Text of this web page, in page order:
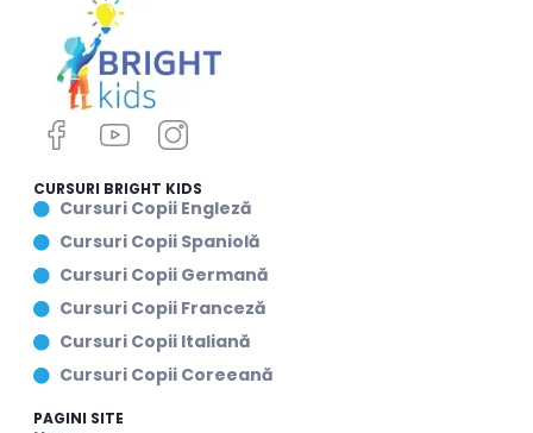
CURSURI BRIGHT KIDS
Cursuri Copii Engleză
Cursuri Copii Spaniolă
Cursuri Copii Germană
Cursuri Copii Franceză
Cursuri Copii Italiană
Cursuri Copii Coreeană
PAGINI SITE